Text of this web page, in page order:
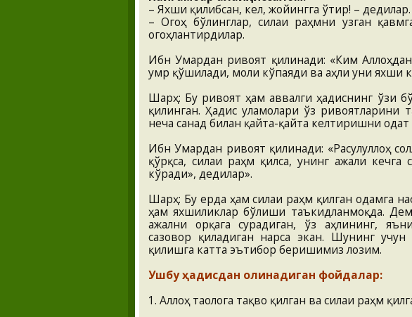
– Яхши қилибсан, кел, жойингга ўтир! –
– Огоҳ бўлинглар, силаи раҳмни узган
огоҳлантирдилар.
Ибн Умардан ривоят қилинади: «Ким
умр қўшилади, моли кўпаяди ва аҳли уни яхши
Шарҳ: Бу ривоят ҳам аввалги ҳадиснинг ўзи
қилинган. Ҳадис уламолари ўз
неча санад билан қайта-қайта келтиришни
Ибн Умардан ривоят қилинади: «Расулуллоҳ
қўрқса, силаи раҳм қилса, унинг ажали
кўради», дедилар».
Шарҳ: Бу ерда ҳам силаи раҳм қилган одамга
ҳам яхшиликлар бўлиши таъкидланмоқда.
ажални орқага сурадиган, ўз аҳлининг,
сазовор қиладиган нарса экан. Шунинг
қилишга катта эътибор беришимиз лозим.
Ушбу ҳадисдан олинадиган фойдалар:
1. Аллоҳ таолога тақво қилган ва силаи раҳм